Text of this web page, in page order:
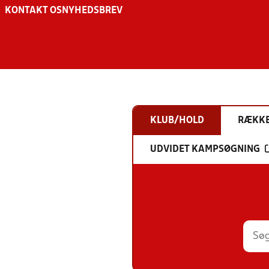
KONTAKT OS NYHEDSBREV
KLUB/HOLD
UDVIDET KAMPSØGNING